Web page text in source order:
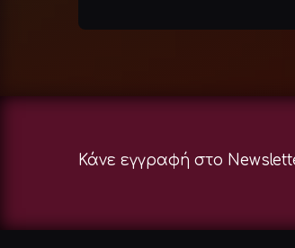
Κάνε εγγραφή στο